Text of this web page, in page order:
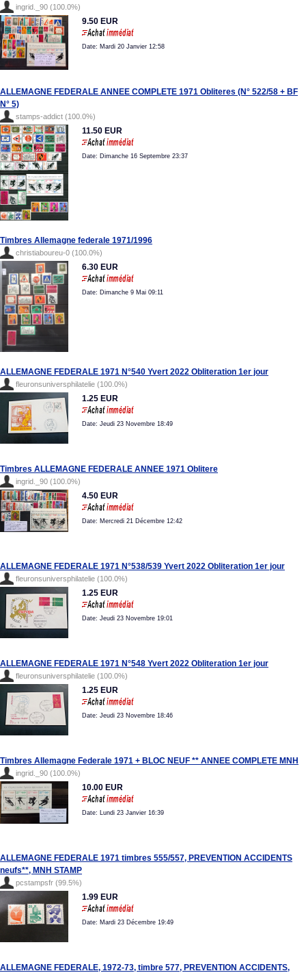
ingrid._90 (100.0%)
9.50 EUR
Date: Mardi 20 Janvier 12:58
ALLEMAGNE FEDERALE ANNEE COMPLETE 1971 Obliteres (N° 522/58 + BF
N° 5)
stamps-addict (100.0%)
11.50 EUR
Date: Dimanche 16 Septembre 23:37
Timbres Allemagne federale 1971/1996
christiaboureu-0 (100.0%)
6.30 EUR
Date: Dimanche 9 Mai 09:11
ALLEMAGNE FEDERALE 1971 N°540 Yvert 2022 Obliteration 1er jour
fleuronsuniversphilatelie (100.0%)
1.25 EUR
Date: Jeudi 23 Novembre 18:49
Timbres ALLEMAGNE FEDERALE ANNEE 1971 Oblitere
ingrid._90 (100.0%)
4.50 EUR
Date: Mercredi 21 Décembre 12:42
ALLEMAGNE FEDERALE 1971 N°538/539 Yvert 2022 Obliteration 1er jour
fleuronsuniversphilatelie (100.0%)
1.25 EUR
Date: Jeudi 23 Novembre 19:01
ALLEMAGNE FEDERALE 1971 N°548 Yvert 2022 Obliteration 1er jour
fleuronsuniversphilatelie (100.0%)
1.25 EUR
Date: Jeudi 23 Novembre 18:46
Timbres Allemagne Federale 1971 + BLOC NEUF ** ANNEE COMPLETE MNH
ingrid._90 (100.0%)
10.00 EUR
Date: Lundi 23 Janvier 16:39
ALLEMAGNE FEDERALE 1971 timbres 555/557, PREVENTION ACCIDENTS
neufs**, MNH STAMP
pcstampsfr (99.5%)
1.99 EUR
Date: Mardi 23 Décembre 19:49
ALLEMAGNE FEDERALE, 1972-73, timbre 577, PREVENTION ACCIDENTS,